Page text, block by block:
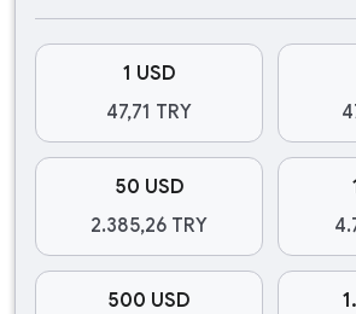
1 USD
47,71 TRY
50 USD
2.385,26 TRY
500 USD